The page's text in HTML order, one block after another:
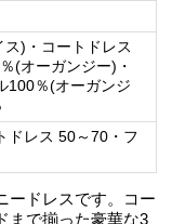
ス)・コートドレス
(オーガンジー)・
100％(オーガンジ
ドレス 50～70・フ
ードレスです。コー
まで揃った豪華な3